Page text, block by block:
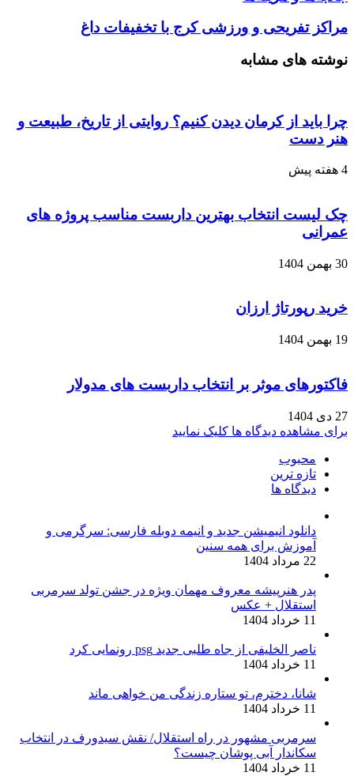
مراکز تفریحی و ورزشی کرج با تخفیفات داغ
نوشته های مشابه
چرا باید از کرمان دیدن کنیم؟ روایتی از تاریخ، طبیعت و
هنر دست
4 هفته پیش
چک لیست انتخاب بهترین داربست مناسب پروژه های
عمرانی
30 بهمن 1404
خرید رپورتاژ ارزان
19 بهمن 1404
فاکتورهای موثر بر انتخاب داربست های مدولار
27 دی 1404
برای مشاهده دیدگاه ها کلیک نمایید
محبوب
تازه ترین
دیدگاه ها
دانلود انیمیشن جدید و انیمه دوبله فارسی: سرگرمی و
آموزش برای همه سنین
22 مرداد 1404
پدر هنرپیشه معروف مهمان ویژه در جشن تولد سرمربی
استقلال + عکس
11 خرداد 1404
ناصر الخلیفی از جاه طلبی جدید psg رونمایی کرد
11 خرداد 1404
شانا، دخترم، تو ستاره زندگی من خواهی ماند
11 خرداد 1404
سرمربی مشهور در راه استقلال/ نقش سیدورف در انتخاب
سکاندار آبی پوشان چیست؟
11 خرداد 1404